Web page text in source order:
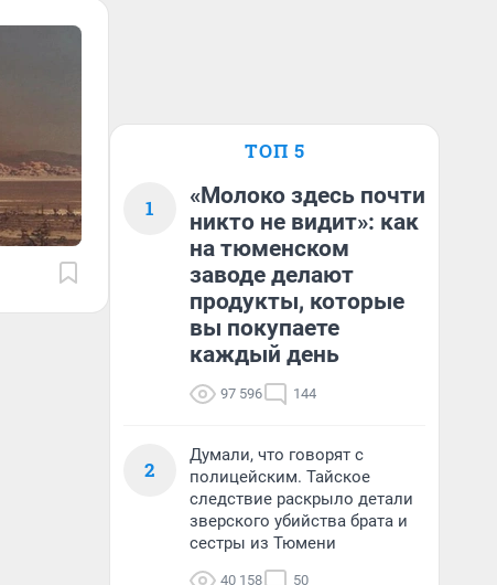
ТОП 5
1
«Молоко здесь почти
никто не видит»: как
на тюменском
заводе делают
продукты, которые
вы покупаете
каждый день
97 596 144
2
Думали, что говорят с
полицейским. Тайское
следствие раскрыло детали
зверского убийства брата и
сестры из Тюмени
40 158 50